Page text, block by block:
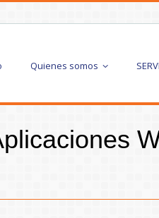
Quienes somos